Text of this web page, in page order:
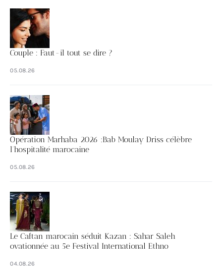
Couple : Faut-il tout se dire ?
05.08.26
Opération Marhaba 2026 :Bab Moulay Driss célèbre
l’hospitalité marocaine
05.08.26
Le Caftan marocain séduit Kazan : Sahar Saleh
ovationnée au 5e Festival International Ethno
04.08.26